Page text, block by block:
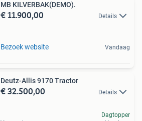
MB KILVERBAK(DEMO).
€ 11.900,00 Details
Bezoek website Vandaag
Deutz-Allis 9170 Tractor
€ 32.500,00 Details
Dagtopper